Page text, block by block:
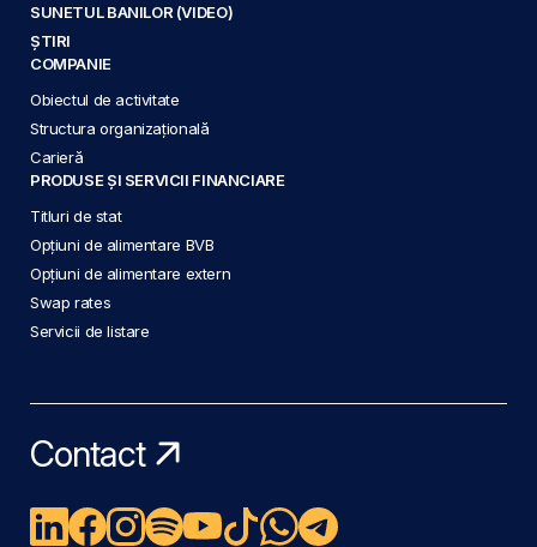
SUNETUL BANILOR (VIDEO)
ȘTIRI
COMPANIE
Obiectul de activitate
Structura organizațională
Carieră
PRODUSE ȘI SERVICII FINANCIARE
Titluri de stat
Opțiuni de alimentare BVB
Opțiuni de alimentare extern
Swap rates
Servicii de listare
Contact